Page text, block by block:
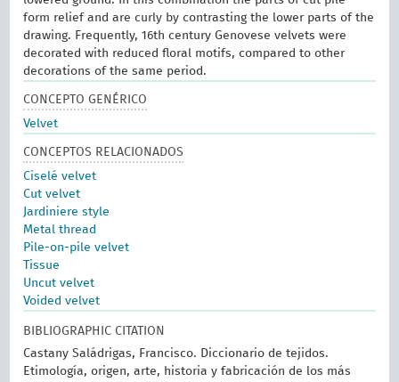
form relief and are curly by contrasting the lower parts of the
drawing. Frequently, 16th century Genovese velvets were
decorated with reduced floral motifs, compared to other
decorations of the same period.
CONCEPTO GENÉRICO
Velvet
CONCEPTOS RELACIONADOS
Ciselé velvet
Cut velvet
Jardiniere style
Metal thread
Pile-on-pile velvet
Tissue
Uncut velvet
Voided velvet
BIBLIOGRAPHIC CITATION
Castany Saládrigas, Francisco. Diccionario de tejidos.
Etimología, origen, arte, historia y fabricación de los más